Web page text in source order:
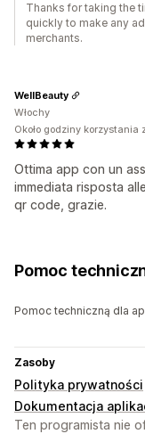
Thanks for taking the
quickly to make any
merchants.
Ottima app con un
immediata risposta
qr code, grazie.
WellBeauty
Włochy
Około godziny korzystania
Pomoc
Pomoc techniczną dla
Zasoby
Polityka prywatności
Dokumentacja
Ten programista nie